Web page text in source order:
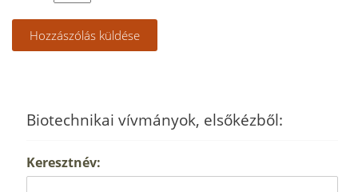
Biotechnikai vívmányok, elsőkézből:
Keresztnév: